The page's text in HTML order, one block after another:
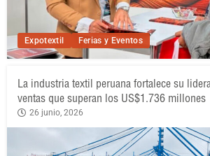
Expotextil Ferias y Eventos
La industria textil peruana fortalece su
ventas que superan los US$1.736 millones
26 junio, 2026